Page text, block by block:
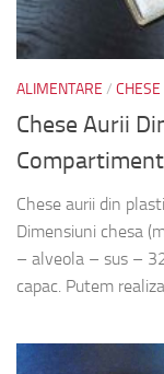
ALIMENTARE / CHESE
Chese Aurii
Chese aurii din
Dimensiuni chesa
– alveola – sus –
capac. Putem